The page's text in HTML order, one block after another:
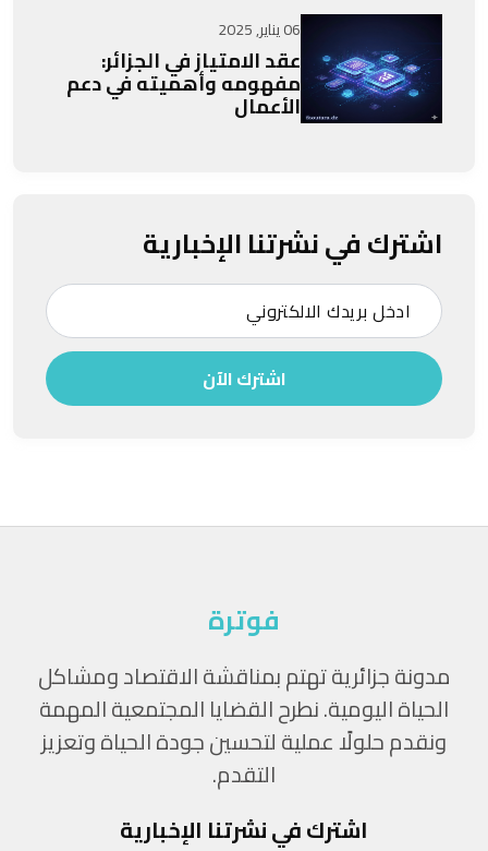
06 يناير, 2025
عقد الامتياز في الجزائر:
مفهومه وأهميته في دعم
الأعمال
اشترك في نشرتنا الإخبارية
اشترك الآن
فوترة
مدونة جزائرية تهتم بمناقشة الاقتصاد ومشاكل
الحياة اليومية. نطرح القضايا المجتمعية المهمة
ونقدم حلولًا عملية لتحسين جودة الحياة وتعزيز
التقدم.
اشترك في نشرتنا الإخبارية